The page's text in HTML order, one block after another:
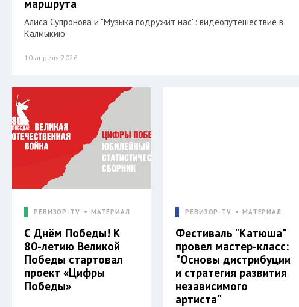
маршрута
Алиса Супронова и "Музыка подружит нас": видеопутешествие в
Калмыкию
10 апреля 2026
РЕВИЗОР-TV МАТЕРИАЛ
С Днём Победы! К
80-летию Великой
Победы стартовал
проект «Цифры
Победы»
РЕВИЗОР-TV МАТЕРИАЛ
Фестиваль "Катюша"
провел мастер-класс:
"Основы дистрибуции
и стратегия развития
независимого
артиста"